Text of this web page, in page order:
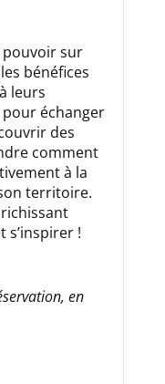
pouvoir sur
bénéfices
leurs
échanger
des
comment
à la
territoire.
s’inspirer !
en